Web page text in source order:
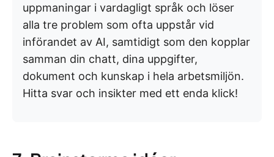
uppmaningar i vardagligt språk och löser
alla tre problem som ofta uppstår vid
införandet av AI, samtidigt som den kopplar
samman din chatt, dina uppgifter,
dokument och kunskap i hela arbetsmiljön.
Hitta svar och insikter med ett enda klick!